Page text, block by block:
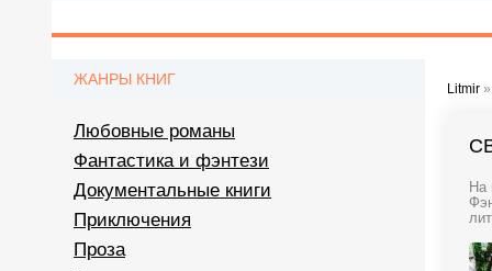
Litmir
На
ЖАНРЫ КНИГ
Любовные романы
Фантастика и фэнтези
Документальные книги
Приключения
Проза